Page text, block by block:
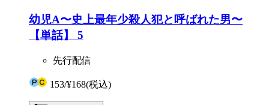
幼児A〜史上最年少殺人犯と呼ばれた男〜
【単話】 5
先行配信
153/¥168(税込)